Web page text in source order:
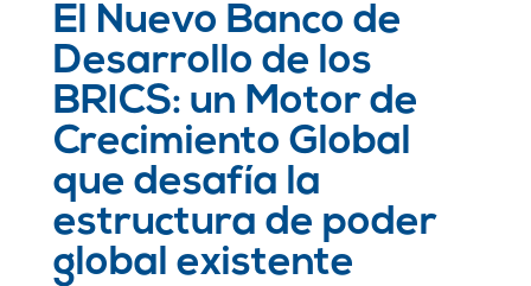
El Nuevo Banco de
Desarrollo de los
BRICS: un Motor de
Crecimiento Global
que desafía la
estructura de poder
global existente